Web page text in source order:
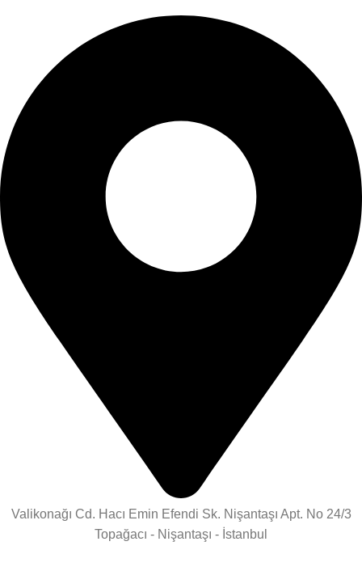
Valikonağı Cd. Hacı Emin Efendi Sk. Nişantaşı Apt. No 24/3
Topağacı - Nişantaşı - İstanbul